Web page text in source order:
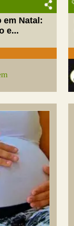
em Natal:
e...